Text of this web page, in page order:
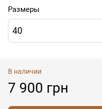
Размеры
40
В наличии
7 900 грн